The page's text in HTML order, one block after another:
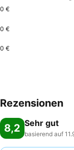
0 €
0 €
0 €
Rezensionen
8,2 Sehr gut
basierend auf